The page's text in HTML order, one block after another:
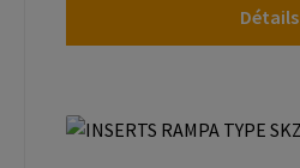
Détails